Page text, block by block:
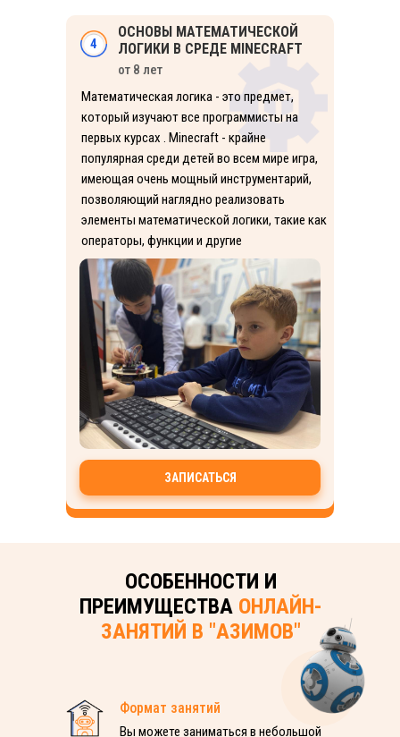
4
ОСНОВЫ МАТЕМАТИЧЕСКОЙ
ЛОГИКИ В СРЕДЕ MINECRAFT
Математическая логика - это предмет,
который изучают все программисты на
первых курсах . Minecraft - крайне
популярная среди детей во всем мире игра,
имеющая очень мощный инструментарий,
позволяющий наглядно реализовать
элементы математической логики, такие как
операторы, функции и другие
ЗАПИСАТЬСЯ
от 8 лет
ОСОБЕННОСТИ И
ПРЕИМУЩЕСТВА ОНЛАЙН-
ЗАНЯТИЙ В "АЗИМОВ"
Вы можете заниматься в небольшой
Формат занятий